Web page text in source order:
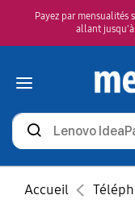
Payez par
allant jusqu'à
Rechercher
des
produits
Accueil